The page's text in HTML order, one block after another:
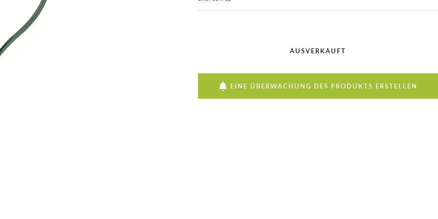
AUSVERKAUFT
EINE ÜBERWACHUNG DES PRODUKTS ERSTELLEN